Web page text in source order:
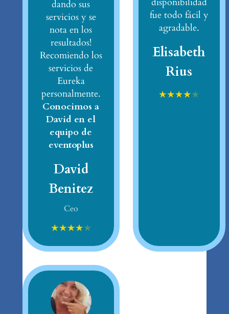
dando sus
servicios y se
nota en los
resultados!
Recomiendo los
servicios de
Eureka
personalmente.
Conocimos a
David en el
equipo de
eventoplus
David
Benitez
Ceo
★★★★★
fue todo fácil y
agradable.
Elisabeth
Rius
★★★★★